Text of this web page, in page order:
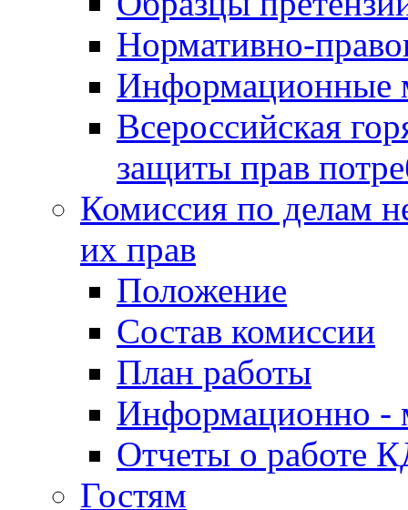
Нормативно-
Информационные
Всероссийская
защиты прав
Комиссия по делам
их прав
Положение
Состав комиссии
План работы
Информационно -
Отчеты о работе
Гостям